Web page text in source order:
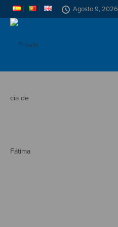
Agosto 9, 2026